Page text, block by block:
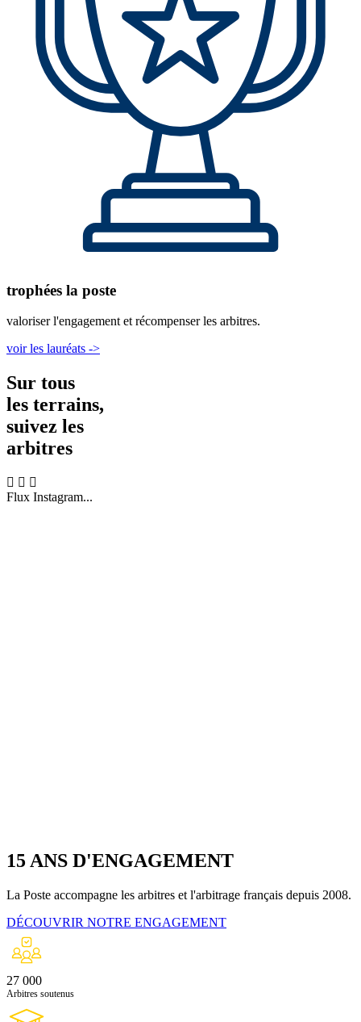
trophées la poste
valoriser l'engagement et récompenser les arbitres.
voir les lauréats ->
Sur tous
les terrains,
suivez les
arbitres
Flux Instagram...
15 ANS D'ENGAGEMENT
La Poste accompagne les arbitres et l'arbitrage français depuis 2008.
DÉCOUVRIR NOTRE ENGAGEMENT
27 000
Arbitres soutenus